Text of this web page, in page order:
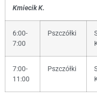
Kmiecik K.
6:00-
7:00
Pszczółki
7:00-
11:00
Pszczółki